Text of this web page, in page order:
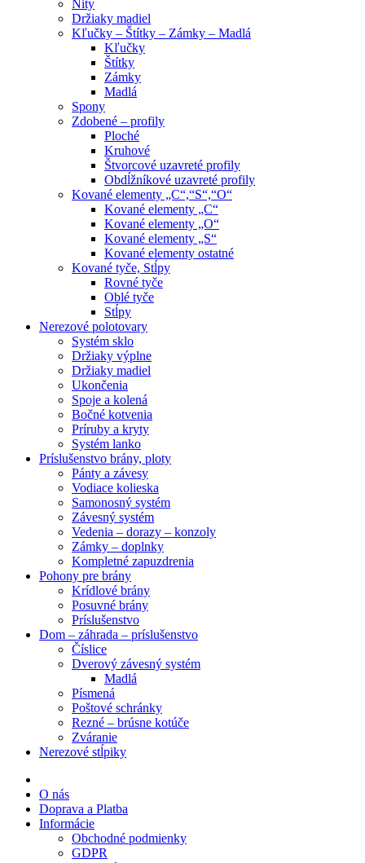
Nity
Držiaky madiel
Kľučky – Štítky – Zámky – Madlá
Kľučky
Štítky
Zámky
Madlá
Spony
Zdobené – profily
Ploché
Kruhové
Štvorcové uzavreté profily
Obdĺžníkové uzavreté profily
Kované elementy „C“,“S“,“O“
Kované elementy „C“
Kované elementy „O“
Kované elementy „S“
Kované elementy ostatné
Kované tyče, Stĺpy
Rovné tyče
Oblé tyče
Stĺpy
Nerezové polotovary
Systém sklo
Držiaky výplne
Držiaky madiel
Ukončenia
Spoje a kolená
Bočné kotvenia
Príruby a kryty
Systém lanko
Príslušenstvo brány, ploty
Pánty a závesy
Vodiace kolieska
Samonosný systém
Závesný systém
Vedenia – dorazy – konzoly
Zámky – doplnky
Kompletné zapuzdrenia
Pohony pre brány
Krídlové brány
Posuvné brány
Príslušenstvo
Dom – záhrada – príslušenstvo
Číslice
Dverový závesný systém
Madlá
Písmená
Poštové schránky
Rezné – brúsne kotúče
Zváranie
Nerezové stĺpiky
O nás
Doprava a Platba
Informácie
Obchodné podmienky
GDPR